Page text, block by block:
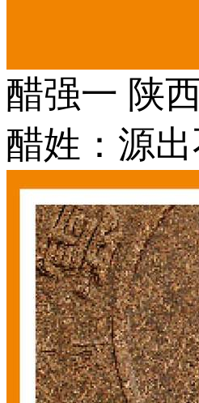
醋强一 陕
醋姓：源